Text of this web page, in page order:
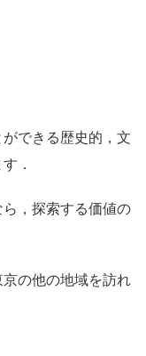
できる歴史的，文
．
，探索する価値の
の他の地域を訪れ